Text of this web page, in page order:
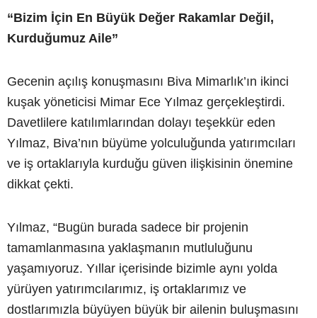
“Bizim İçin En Büyük Değer Rakamlar Değil,
Kurduğumuz Aile”
Gecenin açılış konuşmasını Biva Mimarlık’ın ikinci
kuşak yöneticisi Mimar Ece Yılmaz gerçekleştirdi.
Davetlilere katılımlarından dolayı teşekkür eden
Yılmaz, Biva’nın büyüme yolculuğunda yatırımcıları
ve iş ortaklarıyla kurduğu güven ilişkisinin önemine
dikkat çekti.
Yılmaz, “Bugün burada sadece bir projenin
tamamlanmasına yaklaşmanın mutluluğunu
yaşamıyoruz. Yıllar içerisinde bizimle aynı yolda
yürüyen yatırımcılarımız, iş ortaklarımız ve
dostlarımızla büyüyen büyük bir ailenin buluşmasını